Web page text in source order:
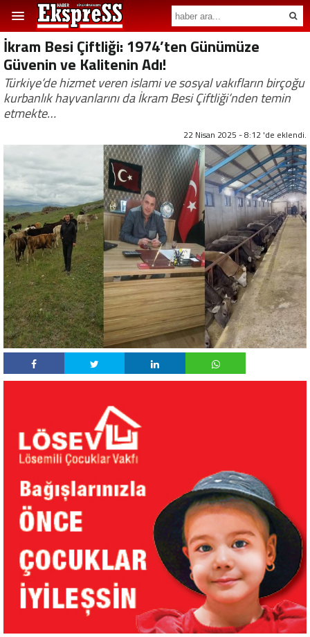
İkram Besi Çiftliği: 1974’ten Günümüze
Güvenin ve Kalitenin Adı!
Türkiye’de hizmet veren islami ve sosyal vakıfların birçoğu
kurbanlık hayvanlarını da İkram Besi Çiftliği’nden temin
etmekte…
22 Nisan 2025 - 8:12 'de eklendi.